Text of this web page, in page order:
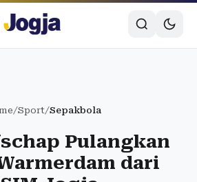
/Sport/Sepakbola
Pulangkan
dari